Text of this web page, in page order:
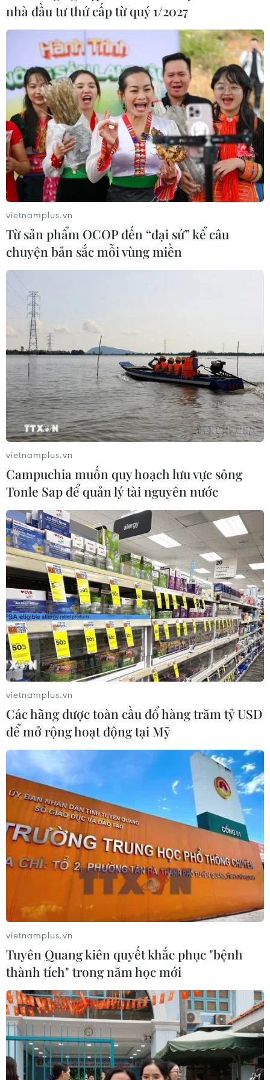
người khác, sau đó không có khả năng trả nợ
Cà Mau: Bắt đối tượng vay mượn, lừa đảo
chiếm đoạt hàng chục tỷ đồng
21/04/2022 06:52
Do muốn có nhiều tiền để tiêu xài, trả nợ, đóng tiền
ngân hàng…, bị can Trần Đăng Khoa đã sử dụng giấy
tờ đất không phải của mình bán cho người khác hay thế
chấp cho ngân hàng với số tiền 180 tỷ đồng.
nhà đầu tư thứ cấp từ quý 1/2027
vietnamplus.vn
Từ sản phẩm OCOP đến “đại sứ” kể câu
chuyện bản sắc mỗi vùng miền
vietnamplus.vn
Campuchia muốn quy hoạch lưu vực sông
Tonle Sap để quản lý tài nguyên nước
vietnamplus.vn
Các hãng dược toàn cầu đổ hàng trăm tỷ USD
để mở rộng hoạt động tại Mỹ
vietnamplus.vn
Tuyên Quang kiên quyết khắc phục "bệnh
thành tích" trong năm học mới